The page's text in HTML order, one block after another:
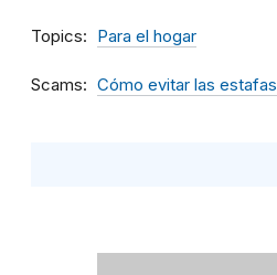
Topics Para el hogar
Scams Cómo evitar las estafas